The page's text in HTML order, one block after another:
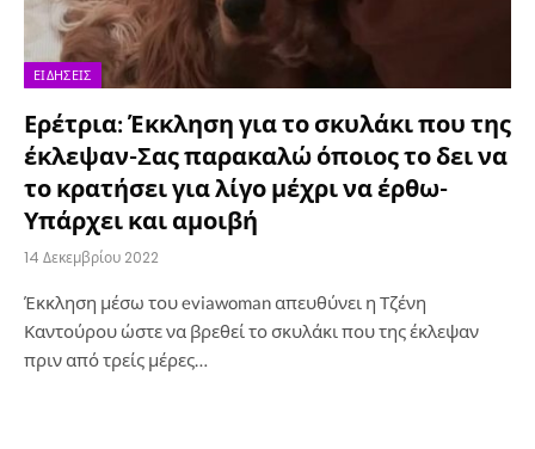
ΕΙΔΉΣΕΙΣ
Ερέτρια: Έκκληση για το σκυλάκι που της
έκλεψαν-Σας παρακαλώ όποιος το δει να
το κρατήσει για λίγο μέχρι να έρθω-
Υπάρχει και αμοιβή
14 Δεκεμβρίου 2022
Έκκληση μέσω του eviawoman απευθύνει η Τζένη
Καντούρου ώστε να βρεθεί το σκυλάκι που της έκλεψαν
πριν από τρείς μέρες…